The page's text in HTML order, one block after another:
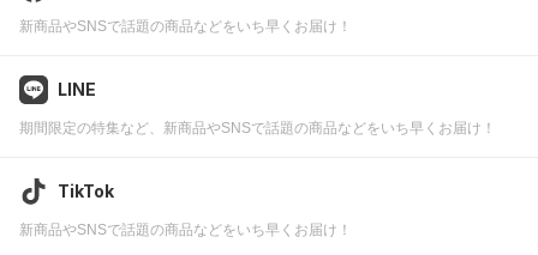
新商品やSNSで話題の商品などをいち早くお届け！
LINE
期間限定の特集など、新商品やSNSで話題の商品などをいち早くお届け！
TikTok
新商品やSNSで話題の商品などをいち早くお届け！